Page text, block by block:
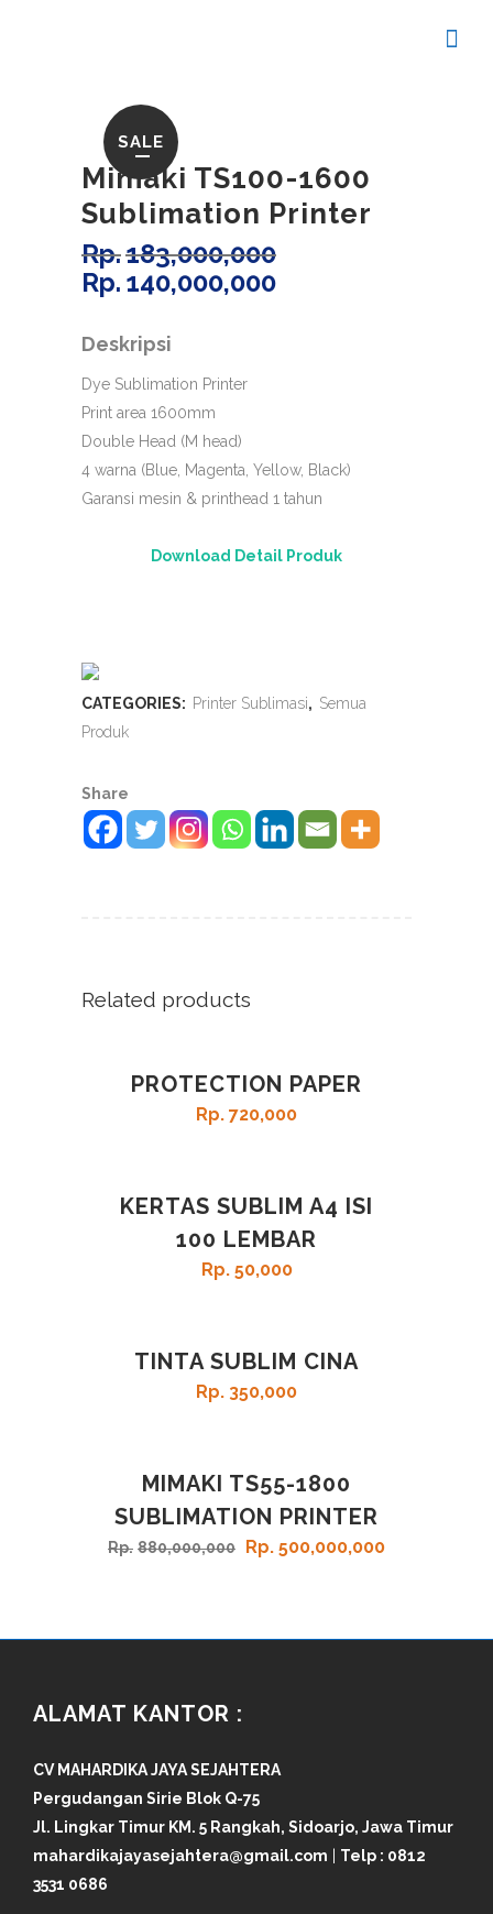
SALE
Mimaki TS100-1600
Sublimation Printer
Rp 183,000,000
Rp 140,000,000
Dye Sublimation Printer
Print area 1600mm
Double Head (M head)
4 warna (Blue, Magenta, Yellow, Black)
Garansi mesin & printhead 1 tahun
Download Detail Produk
CATEGORIES: Printer Sublimasi, Semua
Produk
Share
Related products
PROTECTION PAPER
Rp 720,000
KERTAS SUBLIM A4 ISI
100 LEMBAR
Rp 50,000
TINTA SUBLIM CINA
Rp 350,000
MIMAKI TS55-1800
SUBLIMATION PRINTER
Rp 880,000,000 Rp 500,000,000
ALAMAT KANTOR :
CV MAHARDIKA JAYA SEJAHTERA
Pergudangan Sirie Blok Q-75
Jl. Lingkar Timur KM. 5 Rangkah, Sidoarjo, Jawa Timur
mahardikajayasejahtera@gmail.com
Telp : 0812
3531 0686